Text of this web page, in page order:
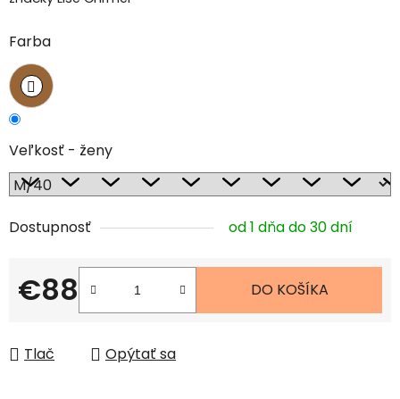
Farba
Veľkosť - ženy
Dostupnosť od 1 dňa do 30 dní
€88
Jednotková cena:
DO KOŠÍKA
Tlač Opýtať sa